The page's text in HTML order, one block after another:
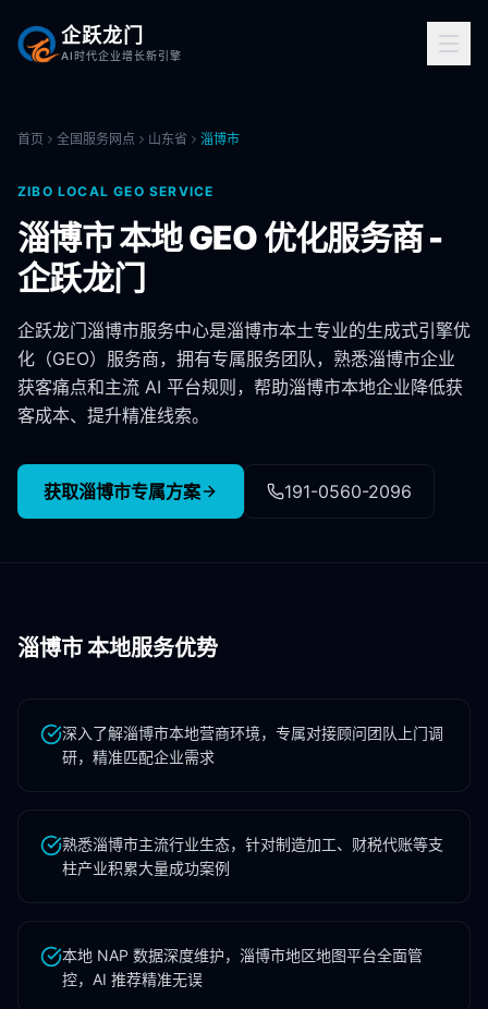
企跃龙门
AI时代企业增长新引擎
首页 全国服务网点 山东省 淄博市
ZIBO LOCAL GEO SERVICE
淄博市本地 GEO 优化服务商 -
企跃龙门
企跃龙门淄博市服务中心是淄博市本土专业的生成式引擎优
化（GEO）服务商，拥有专属服务团队，熟悉淄博市企业
获客痛点和主流 AI 平台规则，帮助淄博市本地企业降低获
客成本、提升精准线索。
获取淄博市专属方案 191-0560-2096
淄博市本地服务优势
深入了解淄博市本地营商环境，专属对接顾问团队上门调
研，精准匹配企业需求
熟悉淄博市主流行业生态，针对制造加工、财税代账等支
柱产业积累大量成功案例
本地 NAP 数据深度维护，淄博市地区地图平台全面管
控，AI 推荐精准无误